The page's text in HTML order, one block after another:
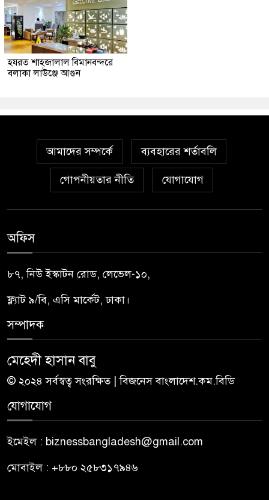
হযরত শাহজালাল বিমানবন্দরে
বলাকা লাউঞ্জে আগুন
আমাদের সম্পর্কে ব্যবহারের শর্তাবলি
গোপনীয়তার নীতি যোগাযোগ
অফিস
৮৭, নিউ ইস্কাটন রোড, লেভেল-১০,
ফ্ল্যাট ৯/বি, এসি মার্কেট, ঢাকা।
সম্পাদক
মেহেদী হাসান বাবু
© ২০২৪ সর্বস্বত্ব সংরক্ষিত | বিজনেস বাংলাদেশ.কম.বিডি
যোগাযোগ
ইমেইল : biznessbangladesh@gmail.com
মোবাইল : +৮৮০ ২৫৮৩১৭৯৪৬